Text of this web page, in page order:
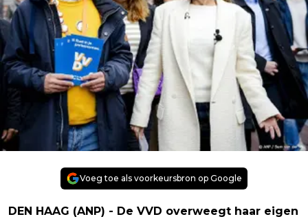
Voeg toe als voorkeursbron op Google
DEN HAAG (ANP) - De VVD overweegt haar eigen